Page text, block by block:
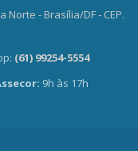
Norte - Brasília/DF - CEP.
(61) 99254-5554
9h às 17h